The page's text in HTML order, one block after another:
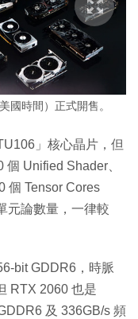
國時間）正式開售。
」核心晶片，但
Unified Shader、
個 Tensor Cores
元論數量，一律較
bit GDDR6，時脈
RTX 2060 也是
及 336GB/s 頻